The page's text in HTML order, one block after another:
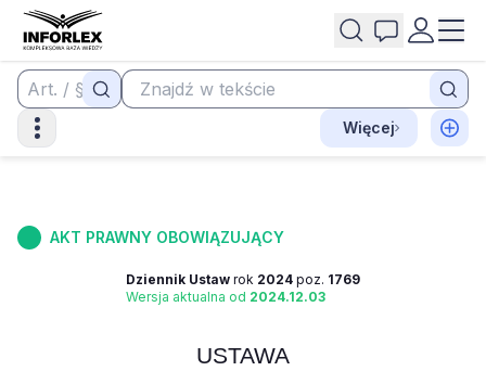
Więcej
AKT PRAWNY OBOWIĄZUJĄCY
Dziennik Ustaw rok 2024 poz. 1769
Wersja aktualna od 2024.12.03
USTAWA